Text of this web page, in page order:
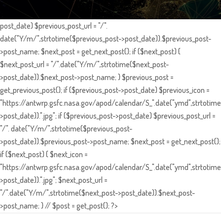
post_date) $previous_post_url = "/".
date("Y/m/",strtotime($previous_post->post_date)).$previous_post-
>post_name; $next_post = get_next_post(); if ($next_post) {
$next_post_url = "/".date("Y/m/",strtotime($next_post-
>post_date)).$next_post->post_name; } $previous_post =
get_previous_post(); if ($previous_post->post_date) $previous_icon =
"https://antwrp.gsfc.nasa.gov/apod/calendar/
>post_date)).".jpg"; if ($previous_post->post_date) $previous_post_url =
"/". date("Y/m/",strtotime($previous_post-
>post_date)).$previous_post->post_name; $next_post = get_next_post();
if ($next_post) { $next_icon =
"https://antwrp.gsfc.nasa.gov/apod/calendar/
>post_date)).".jpg"; $next_post_url =
"/".date("Y/m/",strtotime($next_post->post_date)).$next_post-
>post_name; } // $post = get_post(); ?>